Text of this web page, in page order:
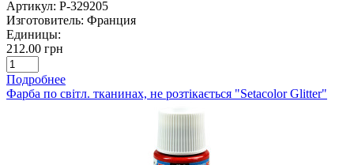
Артикул: P-329205
Изготовитель: Франция
Единицы:
212.00 грн
Подробнее
Фарба по світл. тканинах, не розтікається "Setacolor Glitter"